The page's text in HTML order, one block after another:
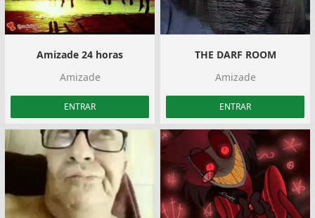
Amizade 24 horas
Amizade
ENTRAR
THE DARF ROOM
Amizade
ENTRAR